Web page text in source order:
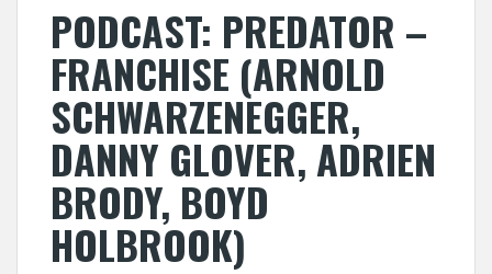
PODCAST: PREDATOR –
FRANCHISE (ARNOLD
SCHWARZENEGGER,
DANNY GLOVER, ADRIEN
BRODY, BOYD
HOLBROOK)